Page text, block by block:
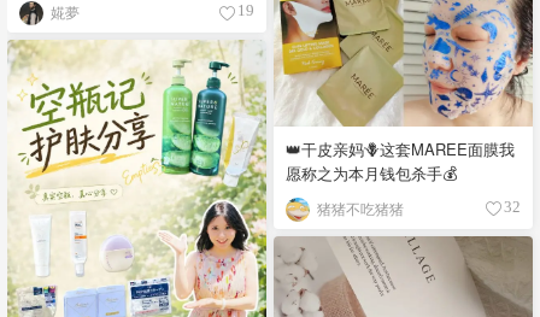
婲夢 19
👑干皮亲妈🪻这套MAREE面膜我
愿称之为本月钱包杀手💰
猪猪不吃猪猪 32